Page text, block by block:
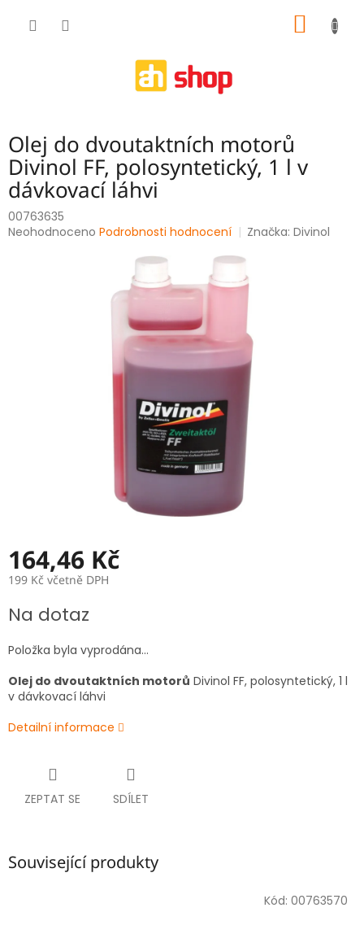
Olej do dvoutaktních motorů
Divinol FF, polosyntetický, 1 l v
dávkovací láhvi
00763635
Průměrné
Neohodnoceno Podrobnosti hodnocení Značka:Divinol
164,46 Kč
199 Kč včetně DPH
cena:
Na dotaz
Položka byla vyprodána…
Olej do dvoutaktních motorů Divinol FF, polosyntetický, 1 l
v dávkovací láhvi
Detailní informace
ZEPTAT SE SDÍLET
Související produkty
Kód: 00763570